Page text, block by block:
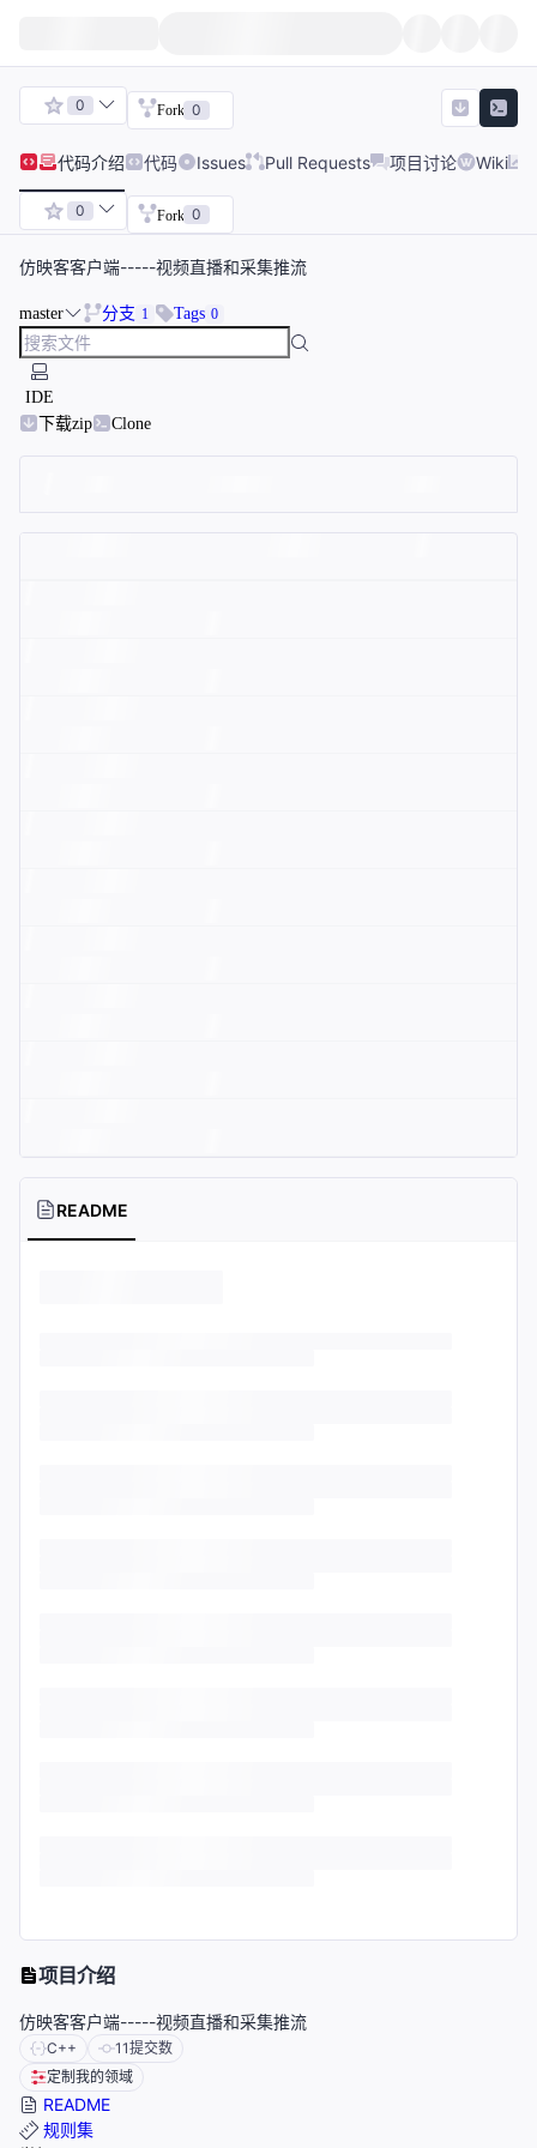
0 Fork 0
代码介绍 代码 Issues Pull Requests 项目讨论 Wiki
0 Fork 0
仿映客客户端-----视频直播和采集推流
master 分支 1 Tags 0
IDE
下载zip
Clone
README
项目介绍
仿映客客户端-----视频直播和采集推流
C++ 11提交数
定制我的领域
README
规则集